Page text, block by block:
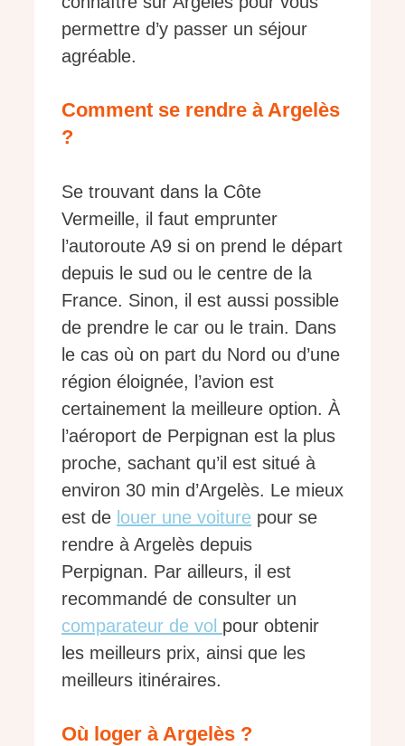
permettre d’y passer un séjour
agréable.
Comment se rendre à Argelès
?
Se trouvant dans la Côte
Vermeille, il faut emprunter
l’autoroute A9 si on prend le départ
depuis le sud ou le centre de la
France. Sinon, il est aussi possible
de prendre le car ou le train. Dans
le cas où on part du Nord ou d’une
région éloignée, l’avion est
certainement la meilleure option. À
l’aéroport de Perpignan est la plus
proche, sachant qu’il est situé à
environ 30 min d’Argelès. Le mieux
est de louer une voiture pour se
rendre à Argelès depuis
Perpignan. Par ailleurs, il est
recommandé de consulter un
comparateur de vol pour obtenir
les meilleurs prix, ainsi que les
meilleurs itinéraires.
Où loger à Argelès ?